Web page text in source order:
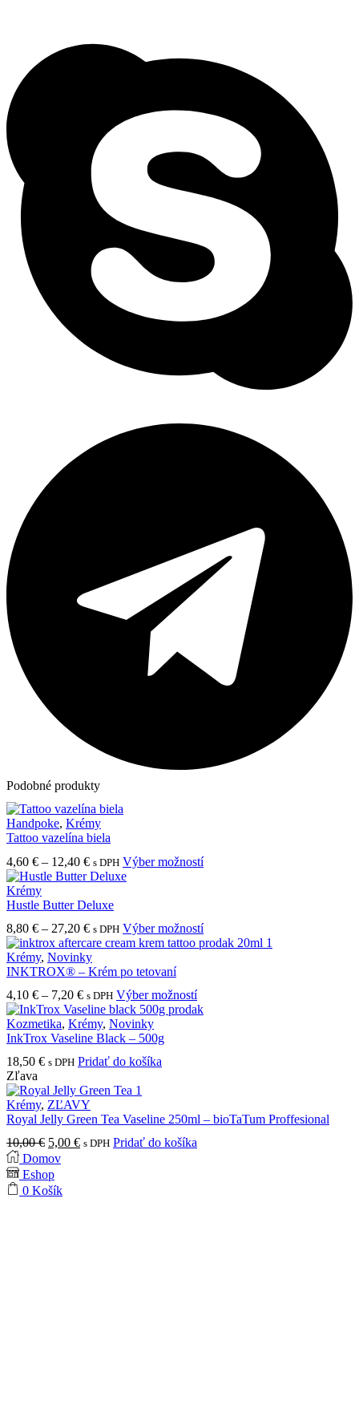
Podobné produkty
Handpoke, Krémy
Tattoo vazelína biela
4,60 € – 12,40 €Price
range:
through
s DPH Výber možnostíTento
Možnosti
si
stránke
produktu.
Krémy
Hustle Butter Deluxe
8,80 € – 27,20 €Price
range:
8,80 €
through
s DPH Výber možnostíTento
produkt
si
Krémy, Novinky
INKTROX® – Krém po tetovaní
4,10 € – 7,20 €Price
range:
4,10 €
through
s DPH Výber možnostíTento
produkt
na
produktu.
Kozmetika, Krémy, Novinky
InkTrox Vaseline Black – 500g
18,50 € s DPH Pridať do košíka
Zľava
Krémy, ZĽAVY
Royal Jelly Green Tea Vaseline 250ml – bioTaTum Proffesional
10,00€ Pôvodná
cena
bola:
10,00 €.
5,00 €Aktuálna
s DPH Pridať do košíka
Domov
Eshop
0 Košík